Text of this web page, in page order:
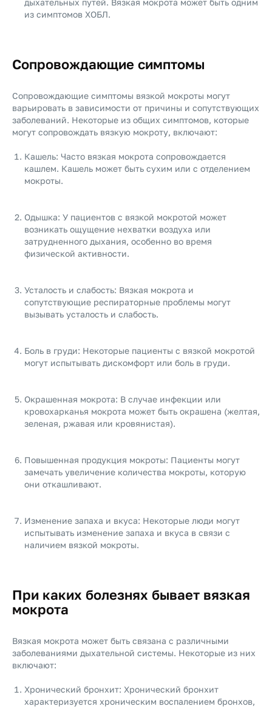
дыхательных путей. Вязкая мокрота может быть одним
из симптомов ХОБЛ.
Сопровождающие симптомы
Сопровождающие симптомы вязкой мокроты могут
варьировать в зависимости от причины и сопутствующих
заболеваний. Некоторые из общих симптомов, которые
могут сопровождать вязкую мокроту, включают:
Кашель: Часто вязкая мокрота сопровождается
кашлем. Кашель может быть сухим или с отделением
мокроты.
Одышка: У пациентов с вязкой мокротой может
возникать ощущение нехватки воздуха или
затрудненного дыхания, особенно во время
физической активности.
Усталость и слабость: Вязкая мокрота и
сопутствующие респираторные проблемы могут
вызывать усталость и слабость.
Боль в груди: Некоторые пациенты с вязкой мокротой
могут испытывать дискомфорт или боль в груди.
Окрашенная мокрота: В случае инфекции или
кровохарканья мокрота может быть окрашена (желтая,
зеленая, ржавая или кровянистая).
Повышенная продукция мокроты: Пациенты могут
замечать увеличение количества мокроты, которую
они откашливают.
Изменение запаха и вкуса: Некоторые люди могут
испытывать изменение запаха и вкуса в связи с
наличием вязкой мокроты.
При каких болезнях бывает вязкая
мокрота
Вязкая мокрота может быть связана с различными
заболеваниями дыхательной системы. Некоторые из них
включают:
Хронический бронхит: Хронический бронхит
характеризуется хроническим воспалением бронхов,